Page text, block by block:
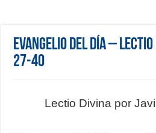
Evangelio del día – Lectio
27-40
Lectio Divina por